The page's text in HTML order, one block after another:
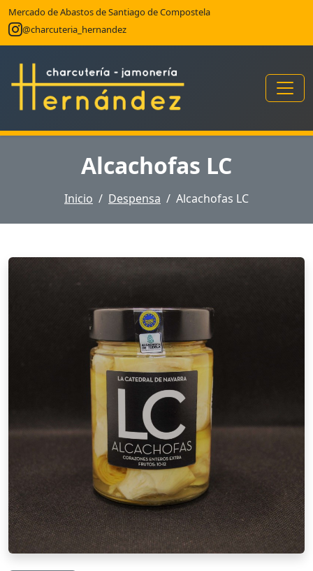
Mercado de Abastos de Santiago de Compostela
@charcuteria_hernandez
Alcachofas LC
Inicio Despensa Alcachofas LC